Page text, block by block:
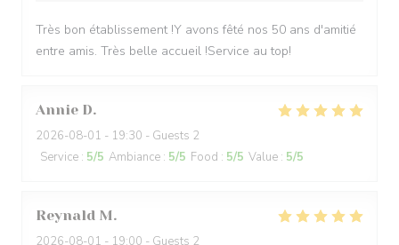
Très bon établissement !Y avons fêté nos 50 ans d'amitié
entre amis. Très belle accueil !Service au top!
Annie D
2026-08-01 - 19:30 - Guests 2
Service : 5/5 Ambiance : 5/5 Food : 5/5 Value : 5/5
Reynald M
2026-08-01 - 19:00 - Guests 2